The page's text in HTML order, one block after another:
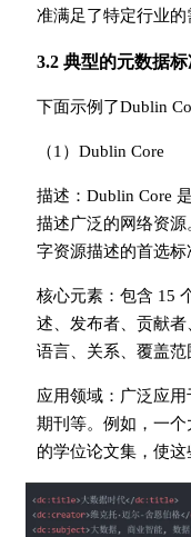
准满足了特定行业的
3.2 典型的元数据
下面示例了Dublin
（1）Dublin Core
描述：Dublin Core
描述广泛的网络资
字资源描述的首选标
核心元素：包含 15
述、发布者、贡献者
语言、关系、覆盖范
应用领域：广泛应
期刊等。例如，一
的学位论文集，使这